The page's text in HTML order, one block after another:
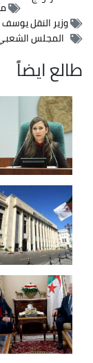
وزير النقل يوسف
المجلس الشعبي
طالع ايضاً